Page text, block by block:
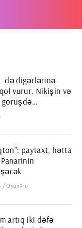
də digərlərinə
vurur. Nikişin və
görüşdə
paytaxt, hətta
/ OyunPro
artıq iki dəfə